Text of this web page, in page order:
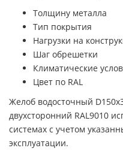
Толщину металла
Тип покрытия
Нагрузки на
Шаг обрешетки
Климатические
Цвет по RAL
Желоб водосточный
двухсторонний RAL9010
системах с учетом
эксплуатации.